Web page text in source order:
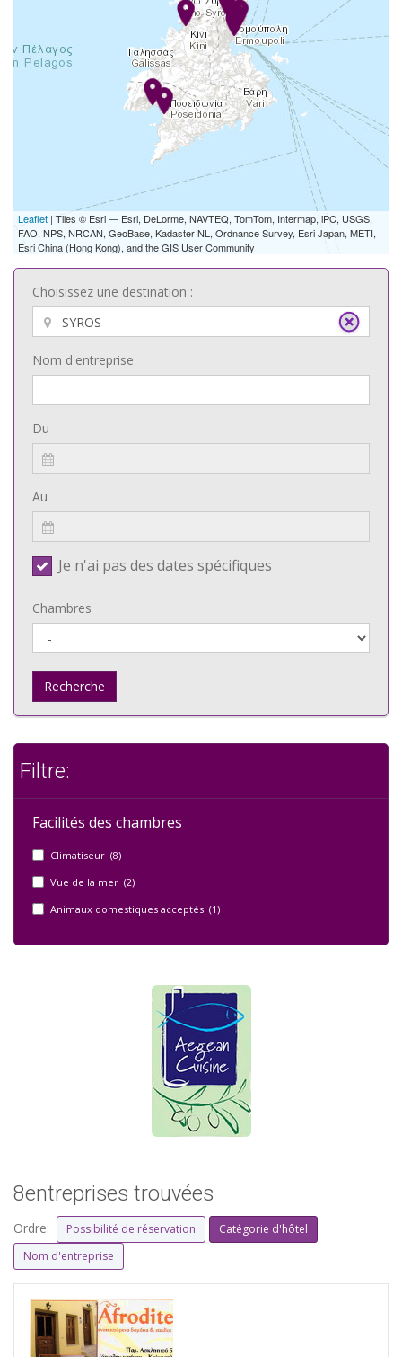
Leaflet | Tiles © Esri — Esri, DeLorme, NAVTEQ, TomTom, Intermap, iPC, USGS,
FAO, NPS, NRCAN, GeoBase, Kadaster NL, Ordnance Survey, Esri Japan, METI,
Esri China (Hong Kong), and the GIS User Community
Choisissez une destination :
Nom d'entreprise
Du
Au
Je n'ai pas des dates spécifiques
Chambres
Recherche
Filtre:
Facilités des chambres
Climatiseur (8)
Vue de la mer (2)
Animaux domestiques acceptés (1)
8entreprises trouvées
Ordre: Possibilité de réservation
Catégorie d'hôtel
Nom d'entreprise